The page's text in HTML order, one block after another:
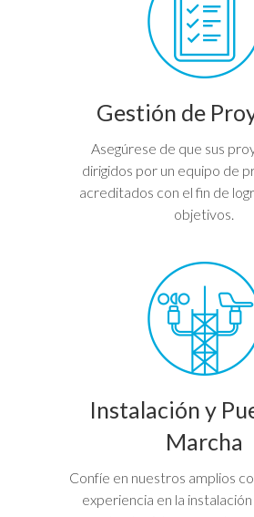
Gestión de
Asegúrese de que sus
dirigidos por un equipo de
acreditados con el fin de
objetivos.
Instalación y
Marcha
Confíe en nuestros amplios
experiencia en la